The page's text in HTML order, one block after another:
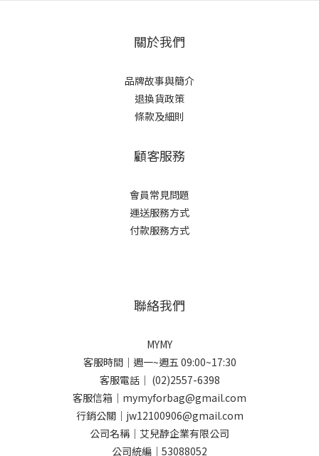
關於我們
品牌故事與簡介
退換貨政策
條款及細則
顧客服務
會員常見問題
運送服務方式
付款服務方式
聯絡我們
MYMY
客服時間｜週一~週五 09:00~17:30
客服電話｜ (02)2557-6398
客服信箱｜mymyforbag@gmail.com
行銷公關｜jw12100906@gmail.com
公司名稱｜艾兒馞企業有限公司
公司統編｜53088052